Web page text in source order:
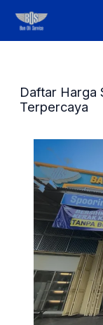
Daftar Harga
Terpercaya
navigation